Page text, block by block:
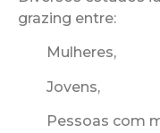
grazing entre:
Mulheres,
Jovens,
Pessoas com